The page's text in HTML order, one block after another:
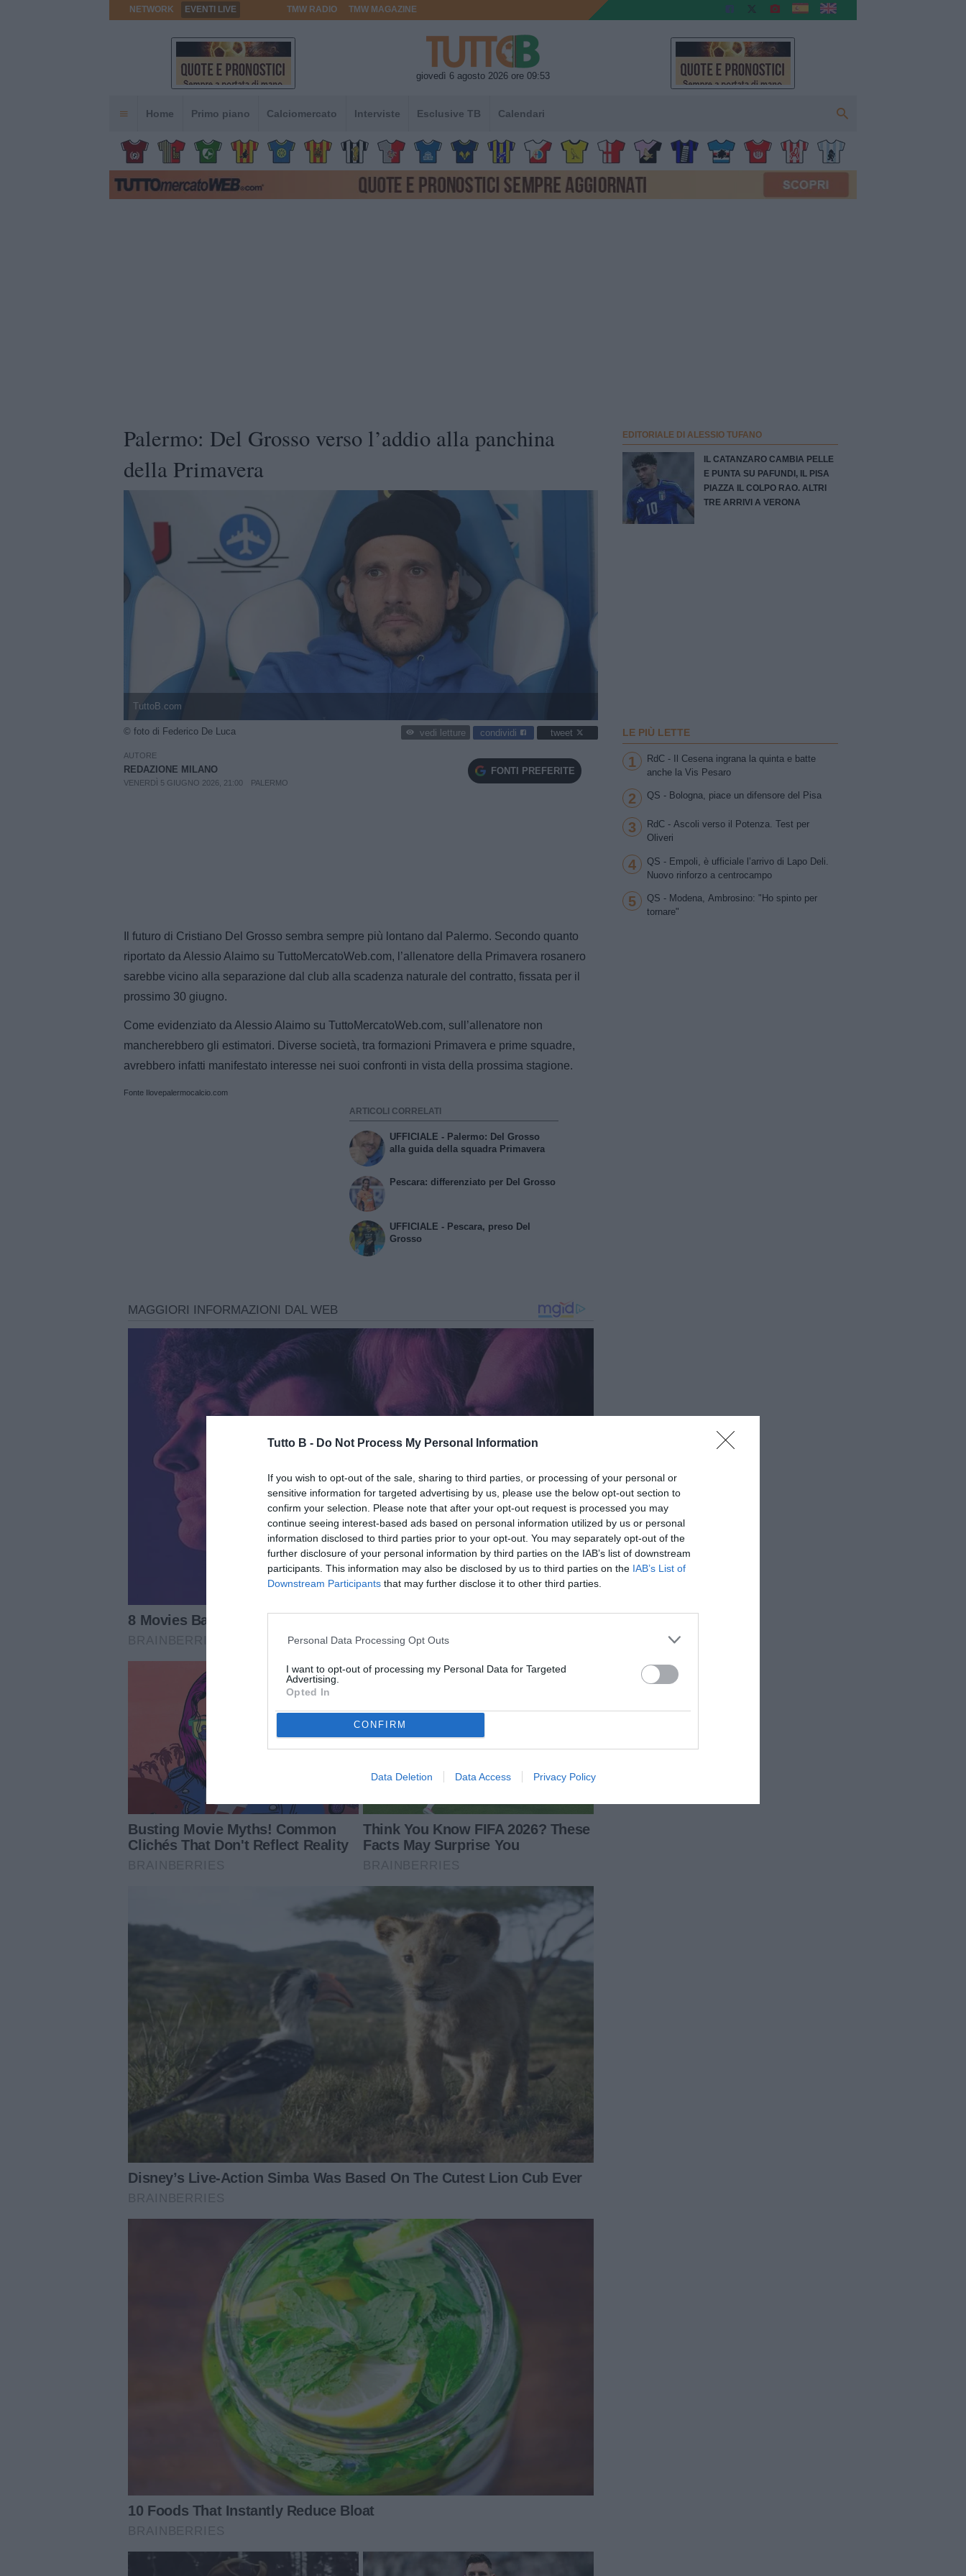
Tutto B - Do Not Process My Personal Information
If you wish to opt-out of the sale, sharing to third parties, or processing of your personal or
sensitive information for targeted advertising by us, please use the below opt-out section to
confirm your selection. Please note that after your opt-out request is processed you may
continue seeing interest-based ads based on personal information utilized by us or personal
information disclosed to third parties prior to your opt-out. You may separately opt-out of the
further disclosure of your personal information by third parties on the IAB’s list of downstream
participants. This information may also be disclosed by us to third parties on the IAB’s List of
Downstream Participants that may further disclose it to other third parties.
Personal Data Processing Opt Outs
I want to opt-out of processing my Personal Data for Targeted
Advertising.
Opted In
CONFIRM
Data Deletion Data Access Privacy Policy
NETWORK EVENTI LIVE TMW RADIO TMW MAGAZINE
giovedì 6 agosto 2026 ore 09:53
Home Primo piano Calciomercato Interviste Esclusive TB Calendari
Palermo: Del Grosso verso l’addio alla panchina
della Primavera
TuttoB.com
© foto di Federico De Luca vedi letture condividi tweet
AUTORE
REDAZIONE MILANO
VENERDÌ 5 GIUGNO 2026, 21:00 PALERMO
FONTI PREFERITE
Il futuro di Cristiano Del Grosso sembra sempre più lontano dal Palermo. Secondo quanto
riportato da Alessio Alaimo su TuttoMercatoWeb.com, l’allenatore della Primavera rosanero
sarebbe vicino alla separazione dal club alla scadenza naturale del contratto, fissata per il
prossimo 30 giugno.
Come evidenziato da Alessio Alaimo su TuttoMercatoWeb.com, sull’allenatore non
mancherebbero gli estimatori. Diverse società, tra formazioni Primavera e prime squadre,
avrebbero infatti manifestato interesse nei suoi confronti in vista della prossima stagione.
Fonte Ilovepalermocalcio.com
ARTICOLI CORRELATI
UFFICIALE - Palermo: Del Grosso
alla guida della squadra Primavera
Pescara: differenziato per Del Grosso
UFFICIALE - Pescara, preso Del
Grosso
EDITORIALE DI ALESSIO TUFANO
IL CATANZARO CAMBIA PELLE
E PUNTA SU PAFUNDI, IL PISA
PIAZZA IL COLPO RAO. ALTRI
TRE ARRIVI A VERONA
LE PIÙ LETTE
1
RdC - Il Cesena ingrana la quinta e batte
anche la Vis Pesaro
2 QS - Bologna, piace un difensore del Pisa
3
RdC - Ascoli verso il Potenza. Test per
Oliveri
4
QS - Empoli, è ufficiale l’arrivo di Lapo Deli.
Nuovo rinforzo a centrocampo
5
QS - Modena, Ambrosino: "Ho spinto per
tornare"